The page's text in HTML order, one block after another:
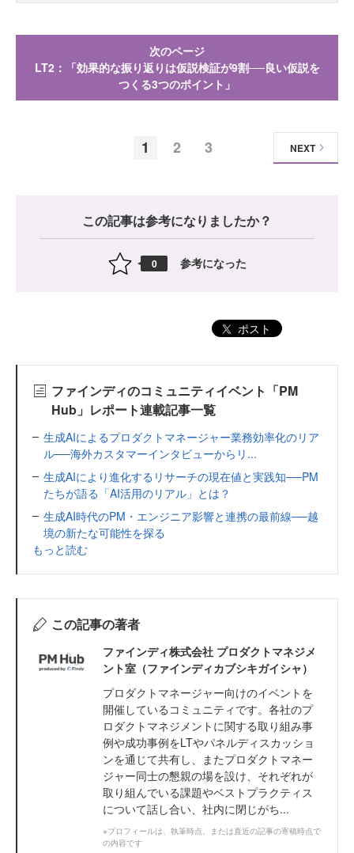
次のページ
LT2：「効果的な振り返りは仮説検証が9割──良い仮説を
つくる3つのポイント」
1 2 3 NEXT
この記事は参考になりましたか？
0 参考になった
ポスト
ファインディのコミュニティイベント「PM
Hub」レポート連載記事一覧
生成AIによるプロダクトマネージャー業務効率化のリア
ル──海外カスタマーインタビューからリ...
生成AIにより進化するリサーチの現在値と実践知──PM
たちが語る「AI活用のリアル」とは？
生成AI時代のPM・エンジニア影響と連携の最前線──越
境の新たな可能性を探る
もっと読む
この記事の著者
ファインディ株式会社 プロダクトマネジメ
ント室（ファインディカブシキガイシャ）
プロダクトマネージャー向けのイベントを
開催しているコミュニティです。各社のプ
ロダクトマネジメントに関する取り組み事
例や成功事例をLTやパネルディスカッショ
ンを通じて共有し、またプロダクトマネー
ジャー同士の懇親の場を設け、それぞれが
取り組んでいる課題やベストプラクティス
について話し合い、社内に閉じがち...
※プロフィールは、執筆時点、または直近の記事の寄稿時点で
の内容です